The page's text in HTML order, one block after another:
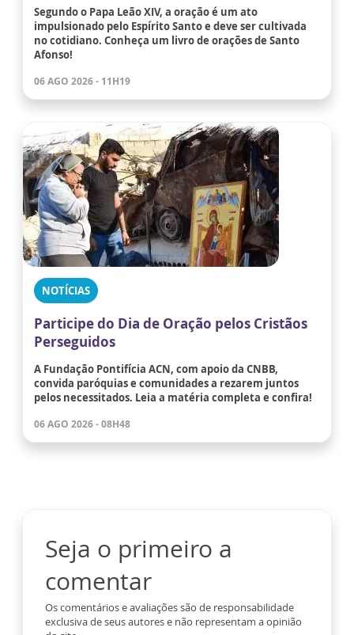
Segundo o Papa Leão XIV, a oração é um ato
impulsionado pelo Espírito Santo e deve ser cultivada
no cotidiano. Conheça um livro de orações de Santo
Afonso!
06 AGO 2026 - 11H19
NOTÍCIAS
Participe do Dia de Oração pelos Cristãos
Perseguidos
A Fundação Pontifícia ACN, com apoio da CNBB,
convida paróquias e comunidades a rezarem juntos
pelos necessitados. Leia a matéria completa e confira!
06 AGO 2026 - 08H48
Seja o primeiro a
comentar
Os comentários e avaliações são de responsabilidade
exclusiva de seus autores e não representam a opinião